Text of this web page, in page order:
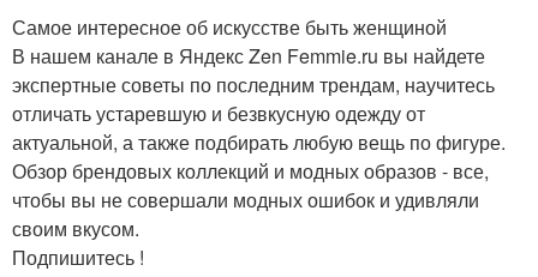
Самое интересное об искусстве быть женщиной
В нашем канале в Яндекс Zen Femmie.ru вы найдете
экспертные советы по последним трендам, научитесь
отличать устаревшую и безвкусную одежду от
актуальной, а также подбирать любую вещь по фигуре.
Обзор брендовых коллекций и модных образов - все,
чтобы вы не совершали модных ошибок и удивляли
своим вкусом.
Подпишитесь !